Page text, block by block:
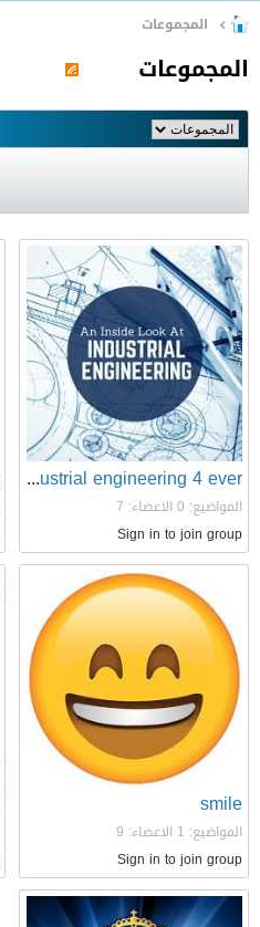
المجموعات
المجموعات
industrial engineering 4 ever
المواضيع: 0
الاعضاء: 7
Sign in to join group
smile
المواضيع: 1
الاعضاء: 9
Sign in to join group